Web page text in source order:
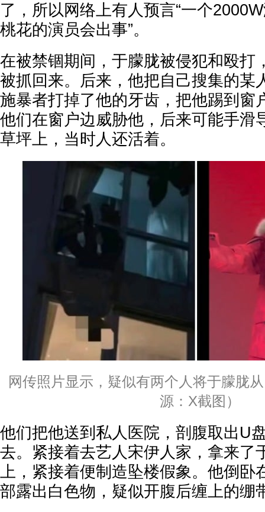
了，所以网络上有人预言“一个
桃花的演员会出事”。
在被禁锢期间，于朦胧被侵犯和殴打
被抓回来。后来，他把自己搜集的某
施暴者打掉了他的牙齿，把他踢到窗
他们在窗户边威胁他，后来可能手滑
草坪上，当时人还活着。
网传照片显示，疑似有两个人将于朦胧
源：X截图）
他们把他送到私人医院，剖腹取出U
去。紧接着去艺人宋伊人家，拿来了
上，紧接着便制造坠楼假象。他倒卧
部露出白色物，疑似开腹后缠上的绷